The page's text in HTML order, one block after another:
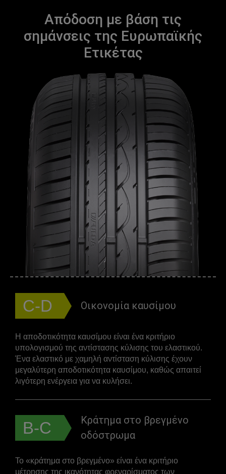
Απόδοση με βάση τις
σημάνσεις της Ευρωπαϊκής
Ετικέτας
C-D Οικονομία καυσίμου
Η αποδοτικότητα καυσίμου είναι ένα κριτήριο
υπολογισμού της αντίστασης κύλισης του ελαστικού.
Ένα ελαστικό με χαμηλή αντίσταση κύλισης έχουν
μεγαλύτερη αποδοτικότητα καυσίμου, καθώς απαιτεί
λιγότερη ενέργεια για να κυλήσει.
B-C
Κράτημα στο βρεγμένο
οδόστρωμα
Το «κράτημα στο βρεγμένο» είναι ένα κριτήριο
μέτρησης της ικανότητας φρεναρίσματος των